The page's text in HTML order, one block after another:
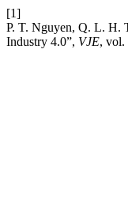
[1]
P. T. Nguyen, Q. L. H.
Industry 4.0”, VJE, vol.